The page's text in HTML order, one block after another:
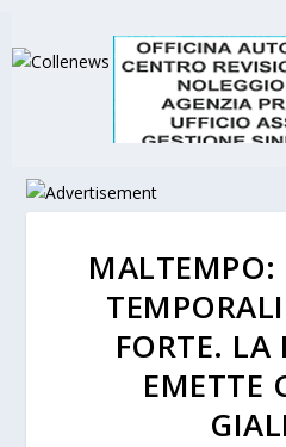
MALTEMPO:
FORTE. LA
EMETTE